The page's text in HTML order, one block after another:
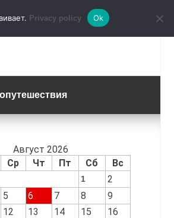
Август 2026
Ср Чт Пт Сб Вс
1
2
5 6 7 8
9
12 13 14 15
16
Privacy policy Ok